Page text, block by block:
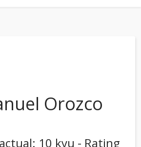
Orozco
10 kyu - Rating